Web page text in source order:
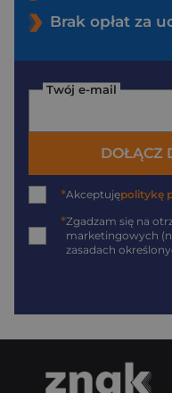
Brak opłat za
Twój e-mail
DOŁĄCZ
*Akceptujępolitykę
*Zgadzam się na
marketingowych
zasadach